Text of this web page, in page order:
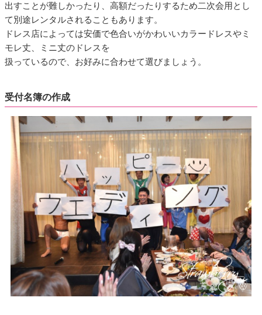
出すことが難しかったり、高額だったりするため二次会用とし
て別途レンタルされることもあります。
ドレス店によっては安価で色合いがかわいいカラードレスやミ
モレ丈、ミニ丈のドレスを
扱っているので、お好みに合わせて選びましょう。
受付名簿の作成